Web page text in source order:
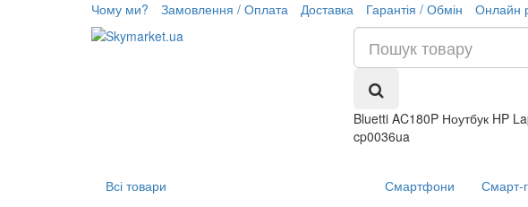
Чому ми? Замовлення / Оплата Доставка Гарантія / Обмін Онлайн
Bluetti AC180P Ноутбук HP
cp0036ua
Всі товари
Смартфони Смарт-